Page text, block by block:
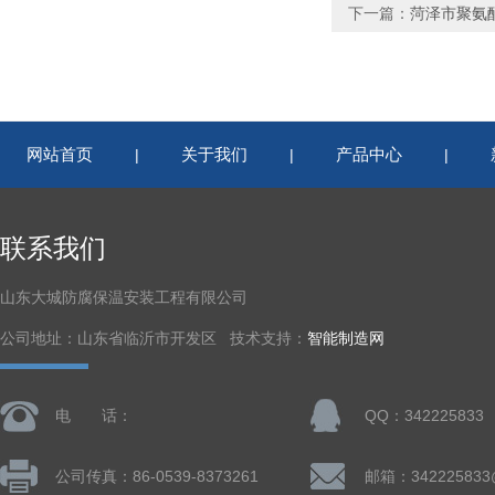
下一篇： 菏泽市聚氨
网站首页 | 关于我们 | 产品中心 |
联系我们
山东大城防腐保温安装工程有限公司
公司地址：山东省临沂市开发区 技术支持： 智能制造网
电 话： QQ：342225833
公司传真：86-0539-8373261 邮箱：